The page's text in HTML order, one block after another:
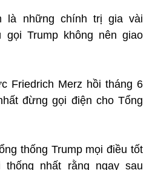
là những chính trị gia vài
Trump không nên giao
Friedrich Merz hồi tháng 6
đừng gọi điện cho Tổng
thống Trump mọi điều tốt
thống nhất rằng ngay sau